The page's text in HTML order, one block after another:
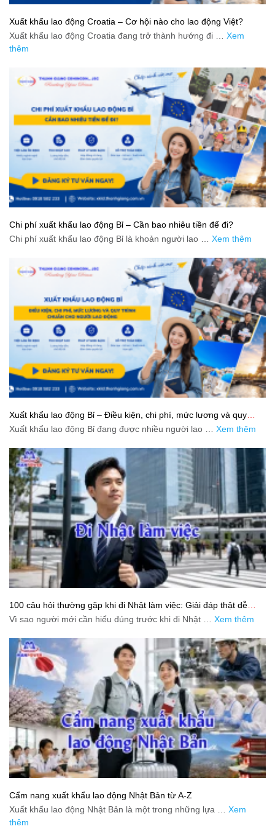
Xuất khẩu lao động Croatia – Cơ hội nào cho lao động Việt?
Xuất khẩu lao động Croatia đang trở thành hướng đi … Xem
thêm
Chi phí xuất khẩu lao động Bỉ – Cần bao nhiêu tiền để đi?
Chi phí xuất khẩu lao động Bỉ là khoản người lao … Xem thêm
Xuất khẩu lao động Bỉ – Điều kiện, chi phí, mức lương và quy
trình chuẩn cho người lao động
Xuất khẩu lao động Bỉ đang được nhiều người lao … Xem thêm
100 câu hỏi thường gặp khi đi Nhật làm việc: Giải đáp thật dễ
hiểu cho người mới bắt đầu
Vì sao người mới cần hiểu đúng trước khi đi Nhật … Xem thêm
Cẩm nang xuất khẩu lao động Nhật Bản từ A-Z
Xuất khẩu lao động Nhật Bản là một trong những lựa … Xem
thêm